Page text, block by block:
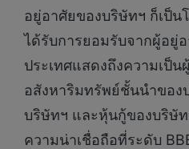
อยู่อาศัยของบริษัทฯ ก็เป็น
ได้รับการยอมรับจากผู้อยู่
ประเทศแสดงถึงความเป็
อสังหาริมทรัพย์ชั้นนำของ
บริษัทฯ และหุ้นกู้ของบริษั
ความน่าเชื่อถือที่ระดับ